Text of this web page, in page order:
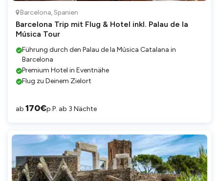
Barcelona,Spanien
Barcelona Trip mit Flug & Hotel inkl. Palau de la
Música Tour
Führung durch den Palau de la Música Catalana in
Barcelona
Premium Hotel in Eventnähe
Flug zu Deinem Zielort
ab 170€p.P. ab 3 Nächte